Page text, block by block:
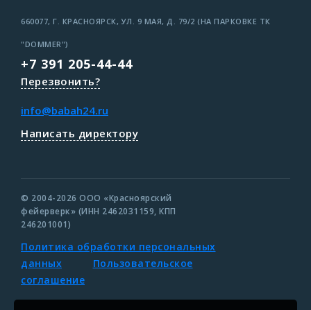
660077, Г. КРАСНОЯРСК, УЛ. 9 МАЯ, Д. 79/2 (НА ПАРКОВКЕ ТК
"DOMMER")
+7 391 205-44-44
Перезвонить?
info@babah24.ru
Написать директору
© 2004-2026 ООО «Красноярский
фейерверк» (ИНН 2462031159, КПП
246201001)
Политика обработки персональных
данных
Пользовательское
соглашение